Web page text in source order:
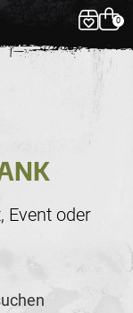
0
Event oder